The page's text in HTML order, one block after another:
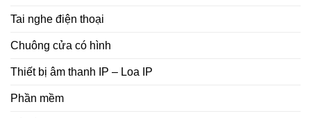
Tai nghe điện thoại
Chuông cửa có hình
Thiết bị âm thanh IP – Loa IP
Phần mềm